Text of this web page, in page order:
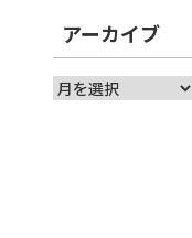
アーカイブ
ア